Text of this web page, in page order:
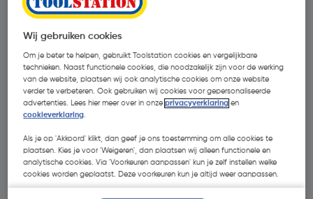
€ 13,33 | Excl. btw € 11,02
Wij gebruiken cookies
Om je beter te helpen, gebruikt Toolstation cookies en vergelijkbare
technieken. Naast functionele cookies, die noodzakelijk zijn voor de werking
van de website, plaatsen wij ook analytische cookies om onze website
verder te verbeteren. Ook gebruiken wij cookies voor gepersonaliseerde
advertenties. Lees hier meer over in onzeprivacyverklaring en
cookieverklaring.
Als je op 'Akkoord' klikt, dan geef je ons toestemming om alle cookies te
plaatsen. Kies je voor 'Weigeren', dan plaatsen wij alleen functionele en
analytische cookies. Via 'Voorkeuren aanpassen' kun je zelf instellen welke
cookies worden geplaatst. Deze voorkeuren kun je altijd weer aanpassen.